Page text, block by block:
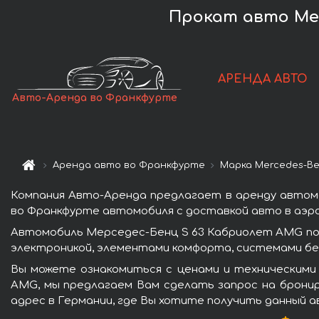
Прокат авто
Авто-Аренда во Франкфурте
АРЕНДА АВТО
Аренда авто во Франкфурте Марка Mercedes-
Компания Авто-Аренда предлагает в аренду
во Франкфурте автомобиля с доставкой авто в
Автомобиль Мерседес-Бенц S 63 Кабриолет AMG
электроникой, элементами комфорта, системами
Вы можете ознакомиться с ценами и
AMG, мы предлагаем Вам сделать запрос на
адрес в Германии, где Вы хотите получить данный